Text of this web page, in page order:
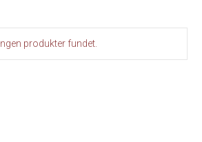
Ingen produkter fundet.